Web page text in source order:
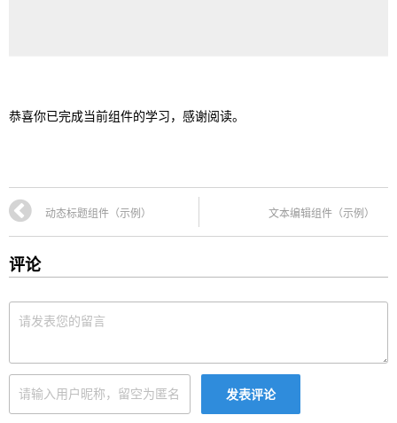
恭喜你已完成当前组件的学习，感谢阅读。
动态标题组件（示例） 文本编辑组件（示例）
评论